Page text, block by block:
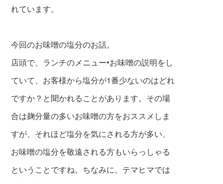
れています。
今回のお味噌の塩分のお話。
店頭で、ランチのメニュー•お味噌の説明をし
ていて、お客様から塩分が1番少ないのはどれ
ですか？と聞かれることがあります。その場
合は麹分量の多いお味噌の方をおススメしま
すが、それほど塩分を気にされる方が多い、
お味噌の塩分を敬遠される方もいらっしゃる
ということですね。ちなみに、テマヒマでは